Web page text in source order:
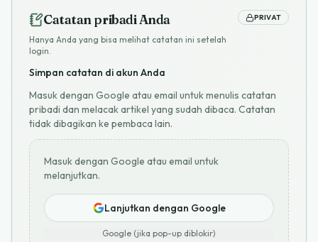
Catatan pribadi Anda
Hanya Anda yang bisa melihat catatan ini setelah
login.
PRIVAT
Simpan catatan di akun Anda
Masuk dengan Google atau email untuk menulis catatan
pribadi dan melacak artikel yang sudah dibaca. Catatan
tidak dibagikan ke pembaca lain.
Masuk dengan Google atau email untuk
melanjutkan.
Lanjutkan dengan Google
Google (jika pop-up diblokir)